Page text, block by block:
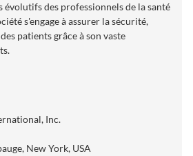
évolutifs des professionnels de la santé
s'engage à assurer la sécurité,
patients grâce à son vaste
Inc.
New York, USA